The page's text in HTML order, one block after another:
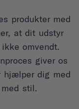
produkter med
at dit udstyr
omvendt.
giver os
hjælper dig med
stil.